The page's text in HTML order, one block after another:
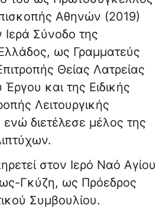
Αθηνών (2019)
Σύνοδο της
ως Γραμματεύς
Θείας Λατρείας
Έργου και της Ειδικής
Λειτουργικής
διετέλεσε μέλος της
στον Ιερό Ναό Αγίου
Γκύζη, ως Πρόεδρος
Συμβουλίου.